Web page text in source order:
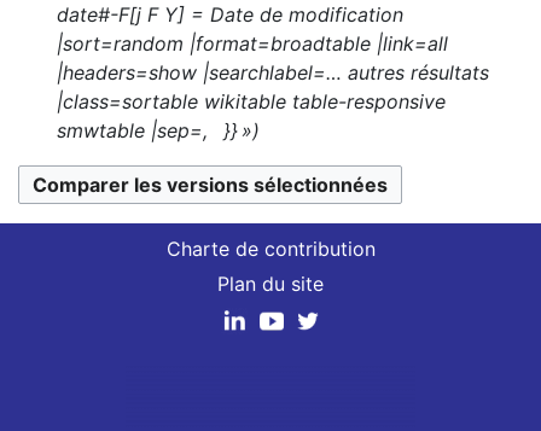
n
s
c
a
t
o
n
o
d
i
f
i
c
a
t
e
s
m
o
d
i
f
i
m
é
d
e
m
o
r
é
s
u
m
d
e
date#-F[j F Y] = Date de modification
|sort=random |format=broadtable |link=all
|headers=show |searchlabel=… autres résultats
|class=sortable wikitable table-responsive
smwtable |sep=, }} »
Charte de contribution
Plan du site